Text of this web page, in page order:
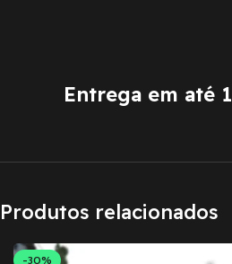
Entrega em até
Produtos relacionados
-30%